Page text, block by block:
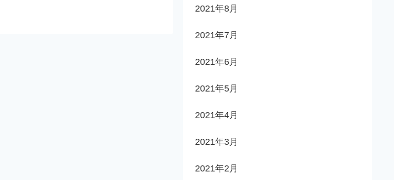
2021年8月
2021年7月
2021年6月
2021年5月
2021年4月
2021年3月
2021年2月